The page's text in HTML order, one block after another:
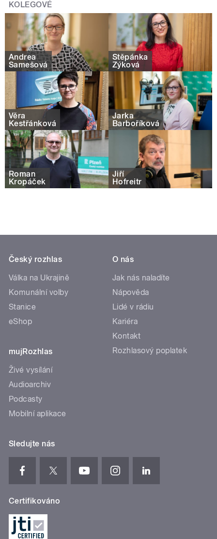
KOLEGOVÉ
Andrea
Samešová
Štěpánka
Zýková
Věra
Kestřánková
Jarka
Barboříková
Roman
Kropáček
Jiří
Hofreitr
Český rozhlas
Válka na Ukrajině
Komunální volby
Stanice
eShop
mujRozhlas
Živé vysílání
Audioarchiv
Podcasty
Mobilní aplikace
O nás
Jak nás naladíte
Nápověda
Lidé v rádiu
Kariéra
Kontakt
Rozhlasový poplatek
Sledujte nás
Certifikováno